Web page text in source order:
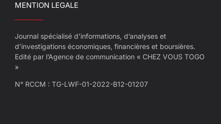
MENTION LEGALE
Journal spécialisé d’informations, d’analyses et
d’investigations économiques, financières et boursières.
Edité par l’Agence de communication « CHEZ VOUS TOGO
»
N° RCCM : TG-LWF-01-2022-B12-01207